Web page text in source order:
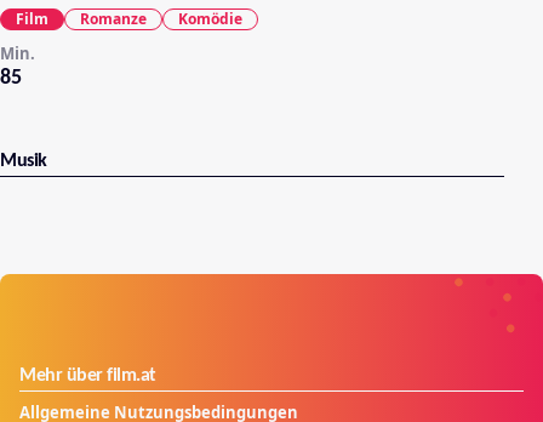
85
Min.
Film Romanze Komödie
Musik
Mehr über film.at
Allgemeine Nutzungsbedingungen